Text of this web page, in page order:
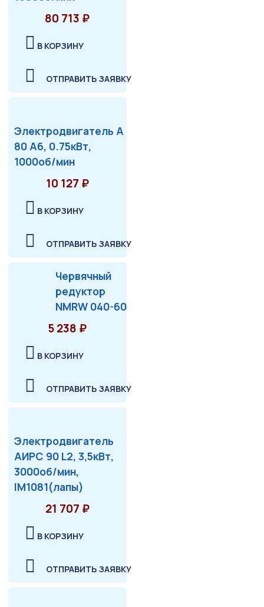
80 713 ₽
В КОРЗИНУ
ОТПРАВИТЬ ЗАЯВКУ
Электродвигатель А
80 А6, 0.75кВт,
1000об/мин
10 127 ₽
В КОРЗИНУ
ОТПРАВИТЬ ЗАЯВКУ
Червячный
редуктор
NMRW 040-60
5 238 ₽
В КОРЗИНУ
ОТПРАВИТЬ ЗАЯВКУ
Электродвигатель
АИРС 90 L2, 3,5кВт,
3000об/мин,
IM1081(лапы)
21 707 ₽
В КОРЗИНУ
ОТПРАВИТЬ ЗАЯВКУ